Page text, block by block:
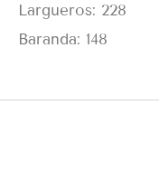
Largueros: 228
Baranda: 148